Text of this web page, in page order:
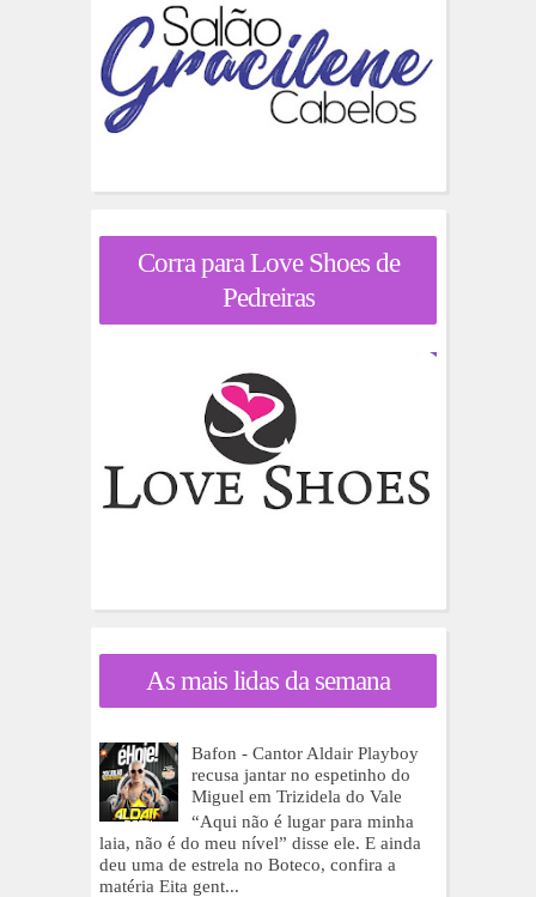
Corra para Love Shoes de
Pedreiras
As mais lidas da semana
Bafon - Cantor Aldair Playboy
recusa jantar no espetinho do
Miguel em Trizidela do Vale
“Aqui não é lugar para minha
laia, não é do meu nível” disse ele. E ainda
deu uma de estrela no Boteco, confira a
matéria Eita gent...